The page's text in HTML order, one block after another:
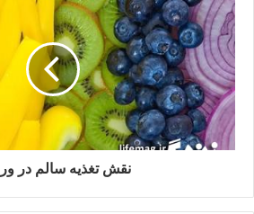
نقش تغذیه سالم در